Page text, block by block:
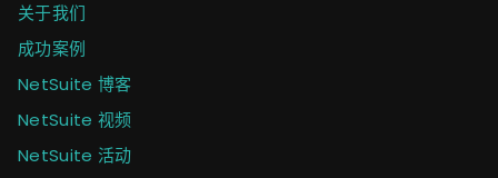
关于我们
成功案例
NetSuite 博客
NetSuite 视频
NetSuite 活动